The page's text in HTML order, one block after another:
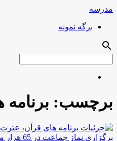
مدرسه
برگه نمونه
search
برچسب: برنامه